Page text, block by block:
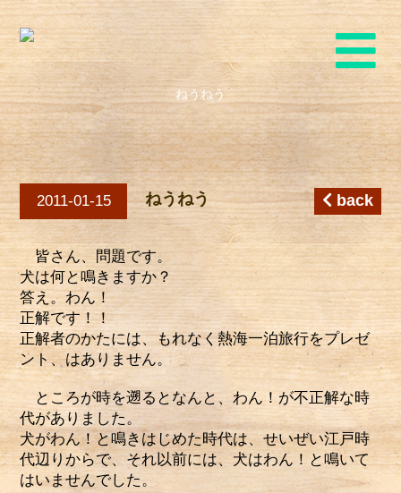
ねうねう
2011-01-15 ねうねう back
皆さん、問題です。
犬は何と鳴きますか？
答え。わん！
正解です！！
正解者のかたには、もれなく熱海一泊旅行をプレゼ
ント、はありません。
ところが時を遡るとなんと、わん！が不正解な時
代がありました。
犬がわん！と鳴きはじめた時代は、せいぜい江戸時
代辺りからで、それ以前には、犬はわん！と鳴いて
はいませんでした。